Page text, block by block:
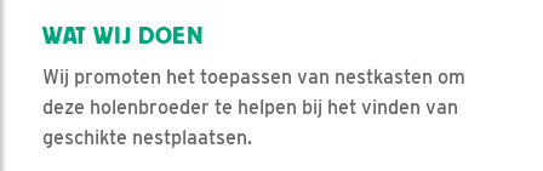
WAT WIJ DOEN
Wij promoten het toepassen van nestkasten om
deze holenbroeder te helpen bij het vinden van
geschikte nestplaatsen.